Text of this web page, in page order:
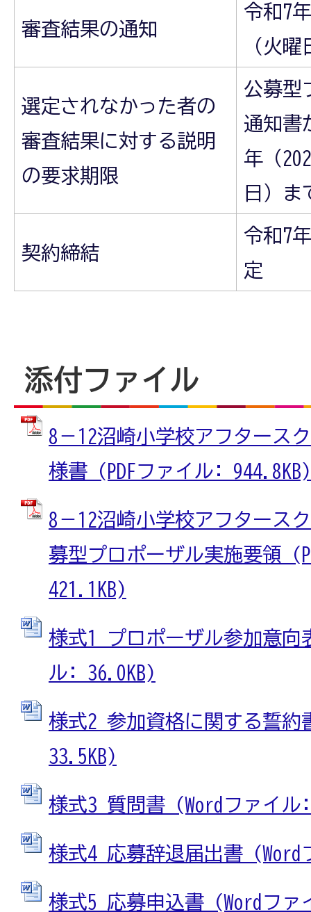
審査結果の通知
令和7
（火
選定されなかった者の
審査結果に対する説明
の要求期限
公募型
通知書
年（
日）ま
契約締結
令和7
定
添付ファイル
8－12沼崎小学校アフタース
様書 (PDFファイル: 944.8KB)
8－12沼崎小学校アフタース
募型プロポーザル実施要領
421.1KB)
様式1 プロポーザル参加意向
ル: 36.0KB)
様式2 参加資格に関する誓約
33.5KB)
様式3 質問書 (Wordファイル
様式4 応募辞退届出書
様式5 応募申込書 (Wordファ